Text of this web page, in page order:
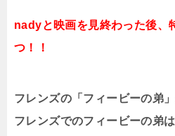
nadyと映画を見終わった後、
つ！！
フレンズの「フィービーの弟
フレンズでのフィービーの弟